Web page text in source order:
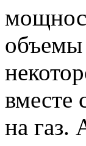
объемы
вместе
на газ.